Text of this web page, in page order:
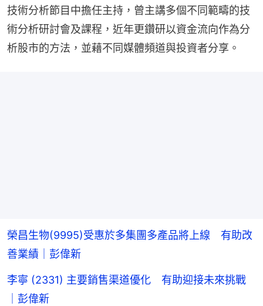
技術分析節目中擔任主持，曾主講多個不同範疇的技
術分析研討會及課程，近年更鑽研以資金流向作為分
析股市的方法，並藉不同媒體頻道與投資者分享。
榮昌生物(9995)受惠於多集團多產品將上線 有助改
善業績｜彭偉新
李寧 (2331) 主要銷售渠道優化 有助迎接未來挑戰
｜彭偉新